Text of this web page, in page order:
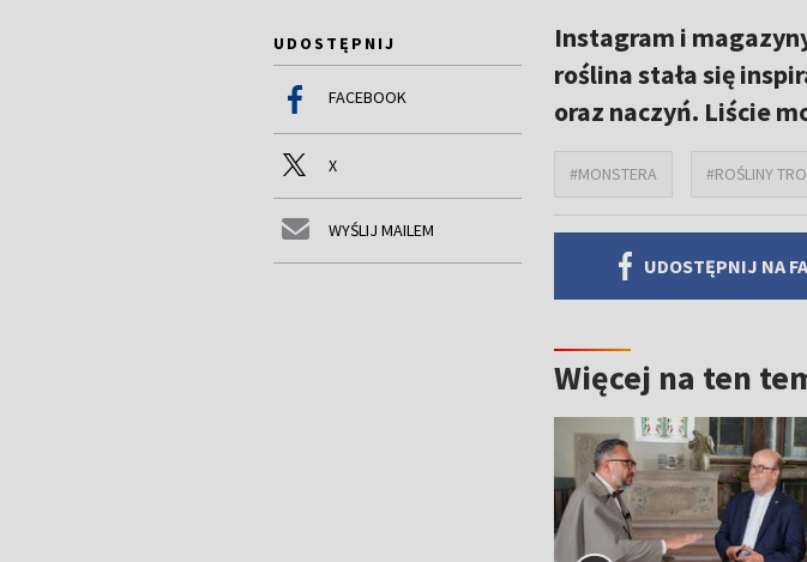
UDOSTĘPNIJ
FACEBOOK
X
WYŚLIJ MAILEM
Instagram i
roślina stała się
oraz naczyń. Liście
#MONSTERA #ROŚLINY
UDOSTĘPNIJ NA
Więcej na ten